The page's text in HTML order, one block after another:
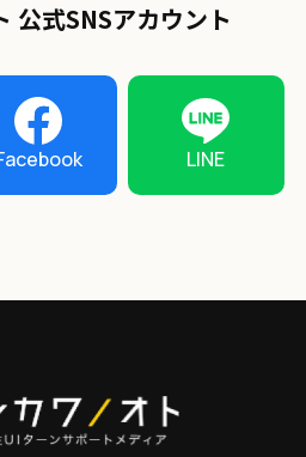
公式SNSアカウント
LINE